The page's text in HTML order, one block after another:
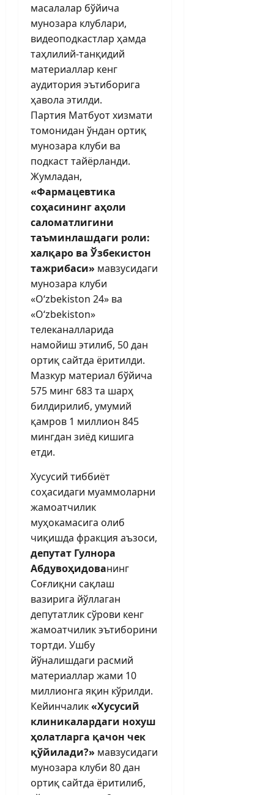
масалалар бўйича
мунозара клублари,
видеоподкастлар ҳамда
таҳлилий-танқидий
материаллар кенг
аудитория эътиборига
ҳавола этилди.
Партия Матбуот хизмати
томонидан ўндан ортиқ
мунозара клуби ва
подкаст тайёрланди.
Жумладан,
«Фармацевтика
соҳасининг аҳоли
саломатлигини
таъминлашдаги роли:
халқаро ва Ўзбекистон
тажрибаси» мавзусидаги
мунозара клуби
«O‘zbekiston 24» ва
«O‘zbekiston»
телеканалларида
намойиш этилиб, 50 дан
ортиқ сайтда ёритилди.
Мазкур материал бўйича
575 минг 683 та шарҳ
билдирилиб, умумий
қамров 1 миллион 845
мингдан зиёд кишига
етди.
Хусусий тиббиёт
соҳасидаги муаммоларни
жамоатчилик
муҳокамасига олиб
чиқишда фракция аъзоси,
депутат Гулнора
Абдувоҳидованинг
Соғлиқни сақлаш
вазирига йўллаган
депутатлик сўрови кенг
жамоатчилик эъти­борини
тортди. Ушбу
йўналишдаги расмий
материаллар жами 10
миллионга яқин кўрилди.
Кейинчалик«Хусусий
клиникалардаги нохуш
ҳолатларга қачон чек
қўйилади?» мавзусидаги
мунозара клуби 80 дан
ортиқ сайтда ёритилиб,